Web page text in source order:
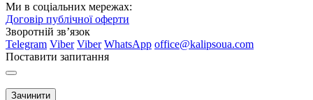
Ми в соціальних мережах:
Договір публічної оферти
Зворотній зв’язок
Telegram Viber Viber WhatsApp office@kalipsoua.com
Поставити запитання
Зачинити